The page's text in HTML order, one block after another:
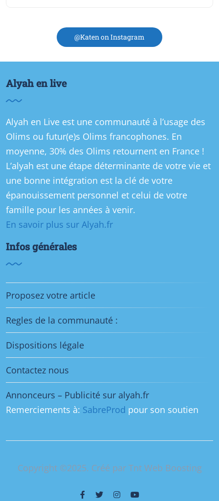
@Katen on Instagram
Alyah en live
Alyah en Live est une communauté à l’usage des
Olims ou futur(e)s Olims francophones. En
moyenne, 30% des Olims retournent en France !
L’alyah est une étape déterminante de votre vie et
une bonne intégration est la clé de votre
épanouissement personnel et celui de votre
famille pour les années à venir.
En savoir plus sur Alyah.fr
Infos générales
Proposez votre article
Regles de la communauté :
Dispositions légale
Contactez nous
Annonceurs – Publicité sur alyah.fr
Remerciements à: SabreProd pour son soutien
Copyright ©2025. Créé par Tnt Web Boosting